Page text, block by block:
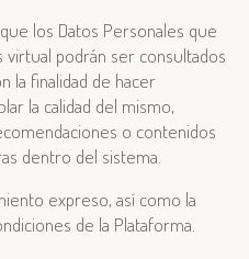
los Datos Personales que
podrán ser consultados
la finalidad de hacer
la calidad del mismo,
o contenidos
dentro del sistema.
expreso, así como la
de la Plataforma.